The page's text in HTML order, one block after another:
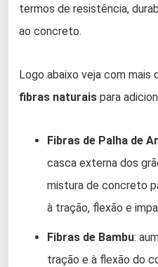
termos de resistência,
ao concreto.
Logo abaixo veja com mais
fibras naturais para
Fibras de Palha de
casca externa dos
mistura de concreto
à tração, flexão e
Fibras de Bambu:
tração e à flexão do